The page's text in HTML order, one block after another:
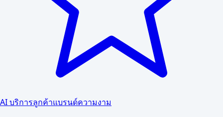
AI บริการลูกค้าแบรนด์ความงาม